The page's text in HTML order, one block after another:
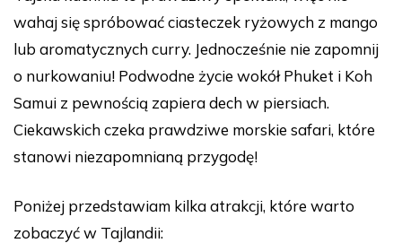
wahaj się spróbować ciasteczek ryżowych z mango
lub aromatycznych curry. Jednocześnie nie zapomnij
o nurkowaniu! Podwodne życie wokół Phuket i Koh
Samui z pewnością zapiera dech w piersiach.
Ciekawskich czeka prawdziwe morskie safari, które
stanowi niezapomnianą przygodę!
Poniżej przedstawiam kilka atrakcji, które warto
zobaczyć w Tajlandii: